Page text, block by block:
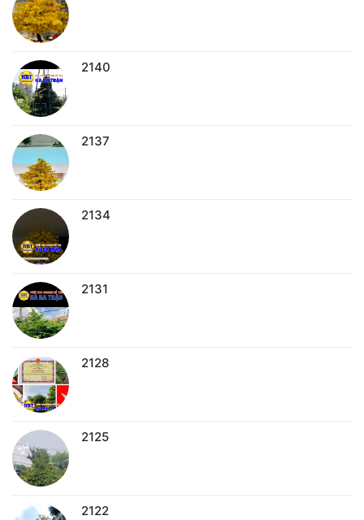
2140
2137
2134
2131
2128
2125
2122